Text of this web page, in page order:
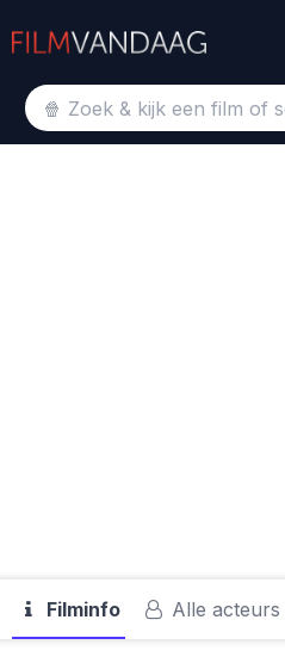
Filminfo Alle acteurs